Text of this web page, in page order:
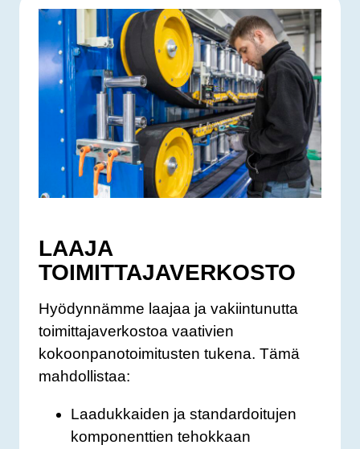
LAAJA
TOIMITTAJAVERKOSTO
Hyödynnämme laajaa ja vakiintunutta
toimittajaverkostoa vaativien
kokoonpanotoimitusten tukena. Tämä
mahdollistaa:
Laadukkaiden ja standardoitujen
komponenttien tehokkaan